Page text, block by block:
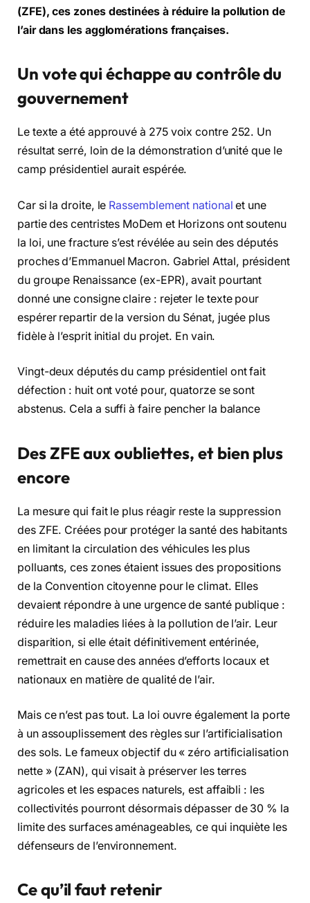
(ZFE), ces zones destinées à réduire la pollution de
l’air dans les agglomérations françaises.
Un vote qui échappe au contrôle du
gouvernement
Le texte a été approuvé à 275 voix contre 252. Un
résultat serré, loin de la démonstration d’unité que le
camp présidentiel aurait espérée.
Car si la droite, le Rassemblement national et une
partie des centristes MoDem et Horizons ont soutenu
la loi, une fracture s’est révélée au sein des députés
proches d’Emmanuel Macron. Gabriel Attal, président
du groupe Renaissance (ex-EPR), avait pourtant
donné une consigne claire : rejeter le texte pour
espérer repartir de la version du Sénat, jugée plus
fidèle à l’esprit initial du projet. En vain.
Vingt-deux députés du camp présidentiel ont fait
défection : huit ont voté pour, quatorze se sont
abstenus. Cela a suffi à faire pencher la balance
Des ZFE aux oubliettes, et bien plus
encore
La mesure qui fait le plus réagir reste la suppression
des ZFE. Créées pour protéger la santé des habitants
en limitant la circulation des véhicules les plus
polluants, ces zones étaient issues des propositions
de la Convention citoyenne pour le climat. Elles
devaient répondre à une urgence de santé publique :
réduire les maladies liées à la pollution de l’air. Leur
disparition, si elle était définitivement entérinée,
remettrait en cause des années d’efforts locaux et
nationaux en matière de qualité de l’air.
Mais ce n’est pas tout. La loi ouvre également la porte
à un assouplissement des règles sur l’artificialisation
des sols. Le fameux objectif du « zéro artificialisation
nette » (ZAN), qui visait à préserver les terres
agricoles et les espaces naturels, est affaibli : les
collectivités pourront désormais dépasser de 30 % la
limite des surfaces aménageables, ce qui inquiète les
défenseurs de l’environnement.
Ce qu’il faut retenir